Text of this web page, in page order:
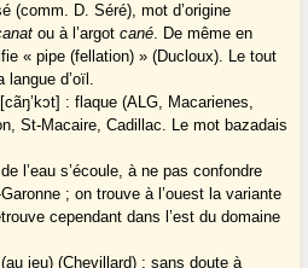
(comm. D. Séré), mot d’origine
ou à l’argotcané. De même en
« pipe (fellation) » (Ducloux). Le tout
langue d’oïl.
[cãŋ’kɔt] : flaque (ALG, Macarienes,
St-Macaire, Cadillac. Le mot bazadais
l’eau s’écoule, à ne pas confondre
; on trouve à l’ouest la variante
cependant dans l’est du domaine
jeu) (Chevillard) ; sans doute à